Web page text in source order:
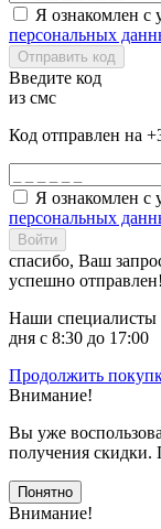
Я ознакомлен с
персональных
Отправить код
Введите код
из смс
Код отправлен на
Я ознакомлен с
персональных
Войти
спасибо, Ваш
успешно отправлен!
Наши специалисты
дня с 8:30 до 17:00
Продолжить
Внимание!
Вы уже
получения скидки.
Понятно
Внимание!